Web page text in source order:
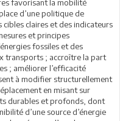
favorisant la mobilité
d’une politique de
claires et des indicateurs
et principes
fossiles et des
transports ; accroître la part
; améliorer l’efficacité
à modifier structurellement
en misant sur
durables et profonds, dont
d’une source d’énergie